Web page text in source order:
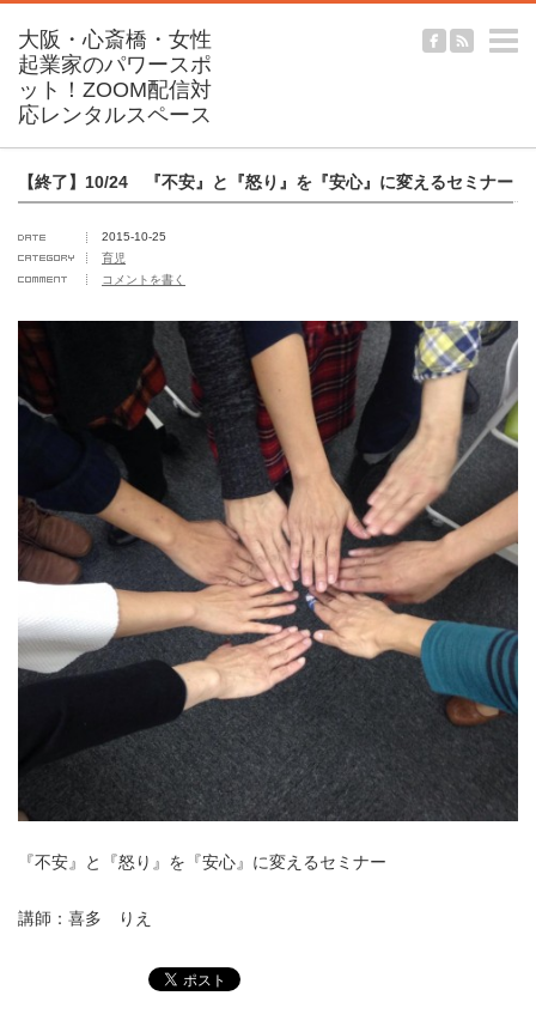
【終了】10/24 『不安』と『怒り』を『安心』に変えるセミナー
2015-10-25
育児
コメントを書く
『不安』と『怒り』を『安心』に変えるセミナー
講師：喜多 りえ